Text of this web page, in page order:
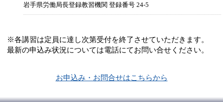
岩手県労働局長登録教習機関 登録番号 24-5
※各講習は定員に達し次第受付を終了させていただきます。
最新の申込み状況については電話にてお問い合せください。
お申込み・お問合せはこちらから